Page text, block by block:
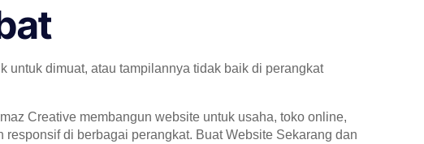
untuk dimuat, atau tampilannya tidak baik di perangkat
Creative membangun website untuk usaha, toko online,
di berbagai perangkat. Buat Website Sekarang dan